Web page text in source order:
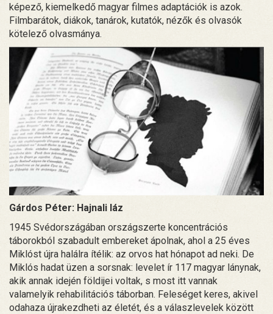
képező, kiemelkedő magyar filmes adaptációk is azok.
Filmbarátok, diákok, tanárok, kutatók, nézők és olvasók
kötelező olvasmánya.
Gárdos Péter: Hajnali láz
1945 Svédországában országszerte koncentrációs
táborokból szabadult embereket ápolnak, ahol a 25 éves
Miklóst újra halálra ítélik: az orvos hat hónapot ad neki. De
Miklós hadat üzen a sorsnak: levelet ír 117 magyar lánynak,
akik annak idején földijei voltak, s most itt vannak
valamelyik rehabilitációs táborban. Feleséget keres, akivel
odahaza újrakezdheti az életét, és a válaszlevelek között